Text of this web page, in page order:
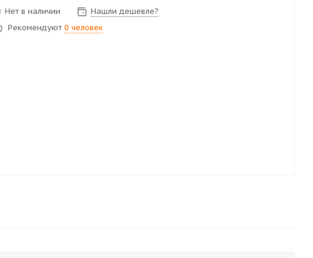
Нет в наличии
Нашли дешевле?
Рекомендуют 0 человек